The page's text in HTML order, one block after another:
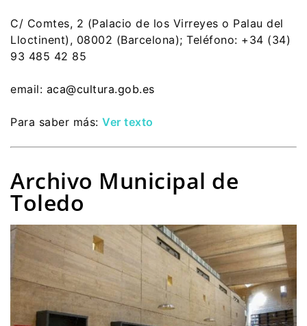
C/ Comtes, 2 (Palacio de los Virreyes o Palau del
Lloctinent), 08002 (Barcelona); Teléfono: +34 (34)
93 485 42 85
email: aca@cultura.gob.es
Para saber más: Ver texto
Archivo Municipal de
Toledo